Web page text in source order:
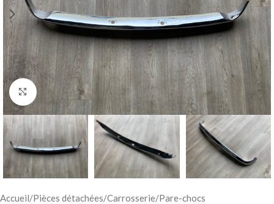
Cliquez pour agrandir
Accueil/Pièces détachées/Carrosserie/Pare-chocs